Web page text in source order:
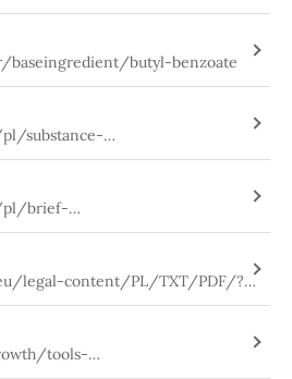
butyl-benzoate
substance-
100.004.775
pl/brief-
legal-content/PL/TXT/PDF/?
tools-